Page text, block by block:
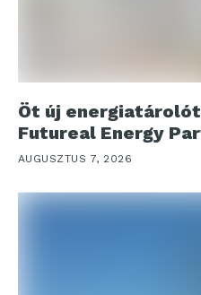
Öt új
Futureal Energy
AUGUSZTUS 7, 2026